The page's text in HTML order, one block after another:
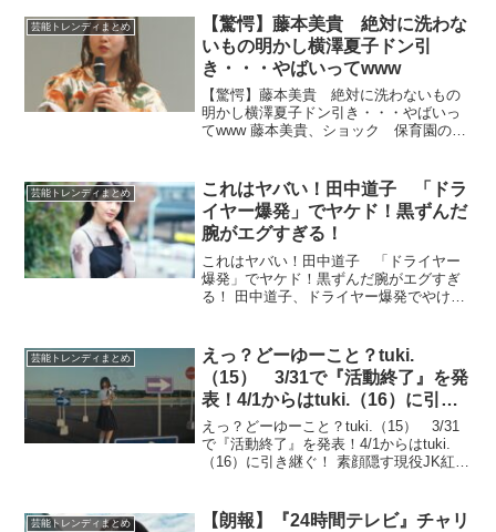
ーターを務めていたタレント・ホラン千
秋（36）が1...
芸能トレンディまとめ
【驚愕】藤本美貴 絶対に洗わな
いもの明かし横澤夏子ドン引
き・・・やばいってwww
【驚愕】藤本美貴 絶対に洗わないもの
明かし横澤夏子ドン引き・・・やばいっ
てwww 藤本美貴、ショック 保育園の水
藤本美貴が７日、テレビ朝日系「夫が寝
たあとに」で、保育...
芸能トレンディまとめ
これはヤバい！田中道子 「ドラ
イヤー爆発」でヤケド！黒ずんだ
腕がエグすぎる！
これはヤバい！田中道子 「ドライヤー
爆発」でヤケド！黒ずんだ腕がエグすぎ
る！ 田中道子、ドライヤー爆発でやけど
リーズにて、ドライヤーの爆発によって
やけどを...
芸能トレンディまとめ
えっ？どーゆーこと？tuki.
（15） 3/31で『活動終了』を発
表！4/1からはtuki.（16）に引き
継ぐ！
えっ？どーゆーこと？tuki.（15） 3/31
で『活動終了』を発表！4/1からはtuki.
（16）に引き継ぐ！ 素顔隠す現役JK紅白
い申し上げます」とつづった...
芸能トレンディまとめ
【朗報】『24時間テレビ』チャリ